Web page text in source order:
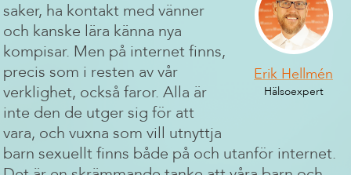
Erik Hellmén
Hälsoexpert
saker, ha kontakt med vänner
och kanske lära känna nya
kompisar. Men på internet finns,
precis som i resten av vår
verklighet, också faror. Alla är
inte den de utger sig för att
vara, och vuxna som vill utnyttja
barn sexuellt finns både på och utanför internet.